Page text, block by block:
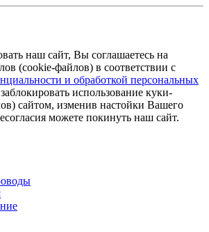
наш сайт, Вы соглашаетесь на
(cookie-файлов) в соответствии с
и обработкой персональных
использование куки-
сайтом, изменив настойки Вашего
можете покинуть наш сайт.